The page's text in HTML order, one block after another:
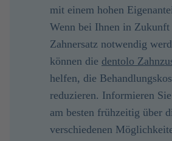
mit einem hohen
Wenn bei Ihnen in Zukunft
Zahnersatz notwendig
können die dentolo
helfen, die
reduzieren. Informieren
am besten frühzeitig über
verschiedenen